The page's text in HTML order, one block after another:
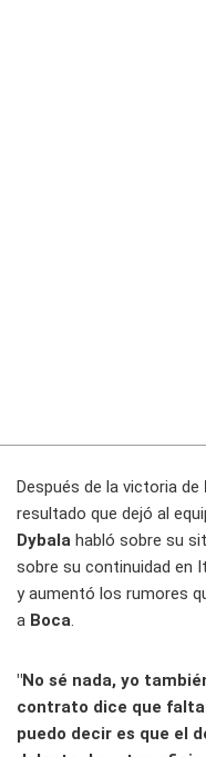
Después de la victoria de
resultado que dejó al
Dybala habló sobre su
sobre su continuidad en
y aumentó los rumores
a Boca.
"No sé nada, yo
contrato dice que
puedo decir es que el